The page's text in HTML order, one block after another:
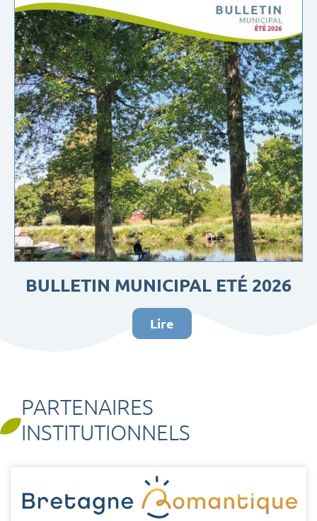
BULLETIN MUNICIPAL ETÉ 2026
Lire
PARTENAIRES
INSTITUTIONNELS